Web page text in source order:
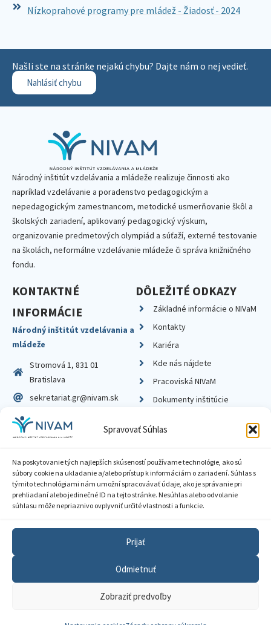
Spravovať Súhlas
Na poskytovanie tých najlepších skúseností používame technológie, ako sú
súbory cookie na ukladanie a/alebo prístup k informáciám o zariadení. Súhlas s
týmito technológiami nám umožní spracovávať údaje, ako je správanie pri
prehliadaní alebo jedinečné ID na tejto stránke. Nesúhlas alebo odvolanie
súhlasu môže nepriaznivo ovplyvniť určité vlastnosti a funkcie.
Prijať
Odmietnuť
Zobraziť predvoľby
Nízkoprahové programy pre mládež - Žiadosť - 2024
Našli ste na stránke nejakú chybu? Dajte nám o nej vedieť.
Nahlásiť chybu
Národný inštitút vzdelávania a mládeže realizuje činnosti ako
napríklad vzdelávanie a poradenstvo pedagogickým a
nepedagogickým zamestnancom, metodické usmerňovanie škôl a
školských zariadení, aplikovaný pedagogický výskum,
organizovanie predmetových olympiád a súťaží, externé testovanie
na školách, neformálne vzdelávanie mládeže či správa knižničného
fondu.
KONTAKTNÉ
INFORMÁCIE
Národný inštitút vzdelávania a
mládeže
Stromová 1, 831 01
Bratislava
sekretariat.gr@nivam.sk
IČO: 00164348
DIČ: 2020798714
DÔLEŽITÉ ODKAZY
Základné informácie o NIVaM
Kontakty
Kariéra
Kde nás nájdete
Pracoviská NIVaM
Dokumenty inštitúcie
Zásady ochrany súkromia
Sprístupnenie informácií
GDPR